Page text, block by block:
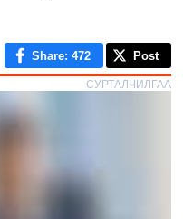
Share: 472 Post
СУРТАЛЧИЛГАА